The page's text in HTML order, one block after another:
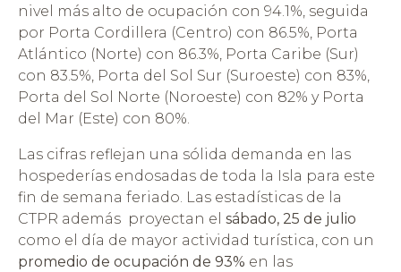
nivel más alto de ocupación con 94.1%, seguida
por Porta Cordillera (Centro) con 86.5%, Porta
Atlántico (Norte) con 86.3%, Porta Caribe (Sur)
con 83.5%, Porta del Sol Sur (Suroeste) con 83%,
Porta del Sol Norte (Noroeste) con 82% y Porta
del Mar (Este) con 80%.
Las cifras reflejan una sólida demanda en las
hospederías endosadas de toda la Isla para este
fin de semana feriado. Las estadísticas de la
CTPR además proyectan el sábado, 25 de julio
como el día de mayor actividad turística, con un
promedio de ocupación de 93% en las